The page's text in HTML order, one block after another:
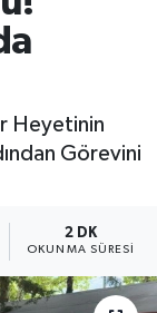
Heyetinin
Görevini
2 DK
OKUNMA SÜRESI